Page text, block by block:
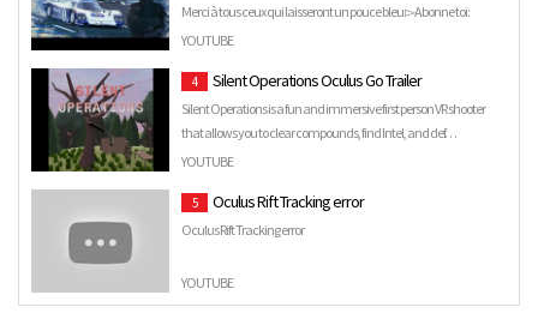
Merci à tous ceux qui laisseront un pouce bleu ▻Abonne toi:
https://goo.gl/SCdVn9 ▻ Site: https://www.objectif-racing.co…
YOUTUBE
4 Silent Operations Oculus Go Trailer
Silent Operations is a fun and immersive first person VR shooter
that allows you to clear compounds, find Intel, and def…
YOUTUBE
5 Oculus Rift Tracking error
Oculus Rift Tracking error
YOUTUBE